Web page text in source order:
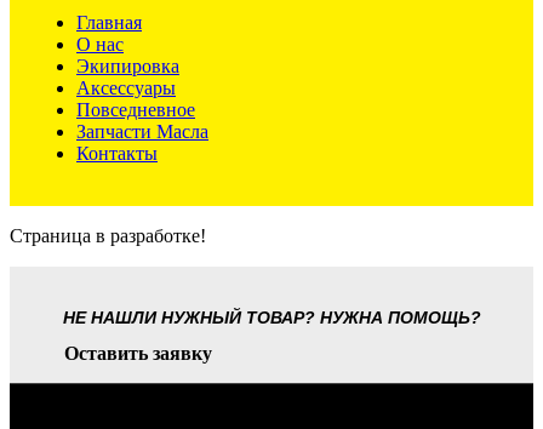
Главная
О нас
Экипировка
Аксессуары
Повседневное
Запчасти Масла
Контакты
Страница в разработке!
НЕ НАШЛИ НУЖНЫЙ ТОВАР? НУЖНА ПОМОЩЬ?
Оставить заявку